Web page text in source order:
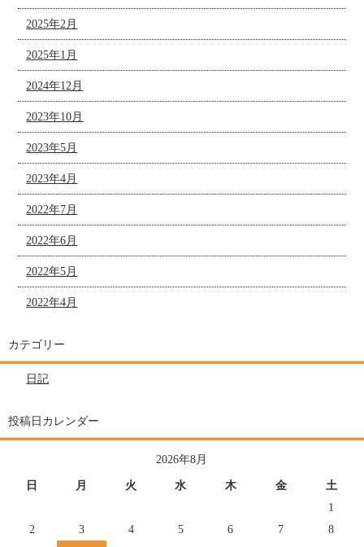
2025年2月
2025年1月
2024年12月
2023年10月
2023年5月
2023年4月
2022年7月
2022年6月
2022年5月
2022年4月
カテゴリー
日記
投稿日カレンダー
2026年8月
日 月 火 水 木 金
土
1
2
3 4 5 6 7
8